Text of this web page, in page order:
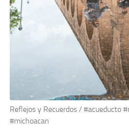
Reflejos y Recuerdos / #acueducto
#michoacan